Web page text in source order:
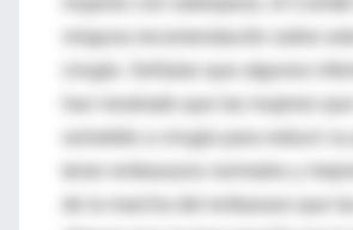
ninguna recomendación sobre
cirugía. Señalan que algunos
sometido a cirugía para reducir su